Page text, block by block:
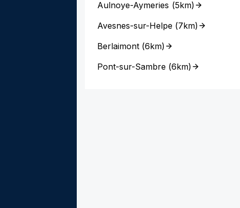
Aulnoye-Aymeries (5km)
Avesnes-sur-Helpe (7km)
Berlaimont (6km)
Pont-sur-Sambre (6km)